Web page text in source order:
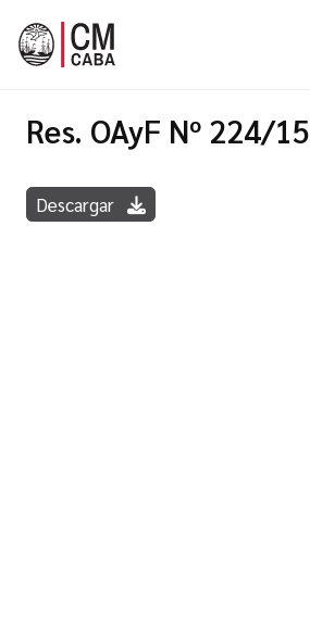
Res. OAyF Nº 224/15
Descargar